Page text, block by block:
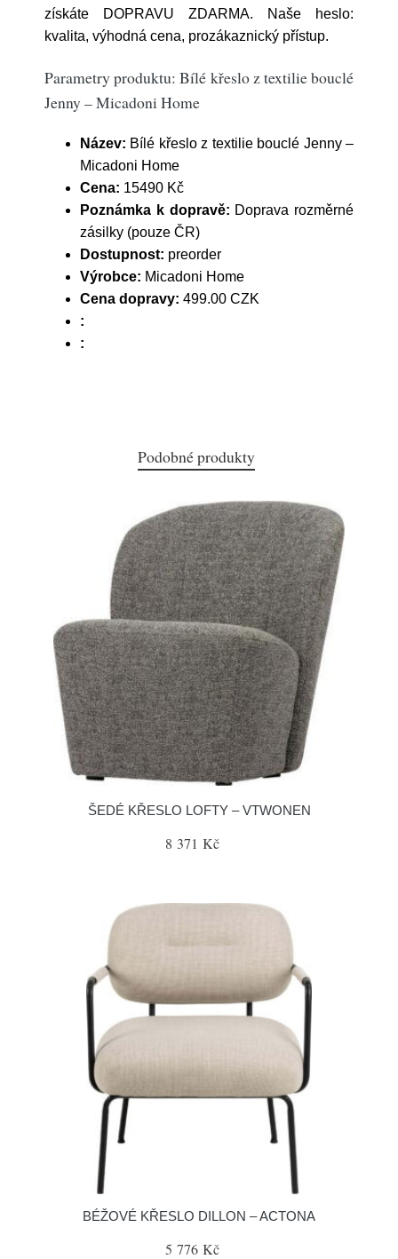
získáte DOPRAVU ZDARMA. Naše heslo:
kvalita, výhodná cena, prozákaznický přístup.
Parametry produktu: Bílé křeslo z textilie bouclé
Jenny – Micadoni Home
Název: Bílé křeslo z textilie bouclé Jenny –
Micadoni Home
Cena: 15490 Kč
Poznámka k dopravě: Doprava rozměrné
zásilky (pouze ČR)
Dostupnost: preorder
Výrobce: Micadoni Home
Cena dopravy: 499.00 CZK
:
:
Podobné produkty
ŠEDÉ KŘESLO LOFTY – VTWONEN
8 371 Kč
BÉŽOVÉ KŘESLO DILLON – ACTONA
5 776 Kč